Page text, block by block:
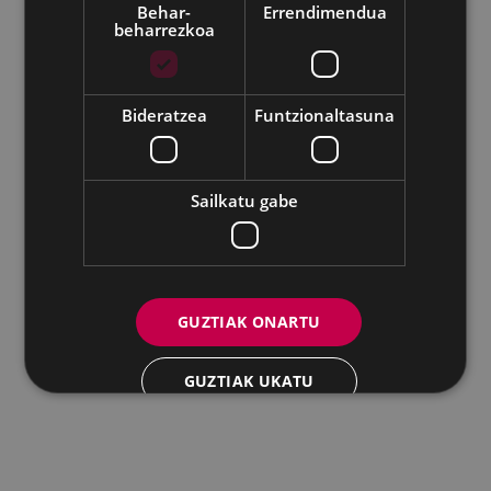
Udalaren sare sozial guztiak
Eibarko Andretxea - Isasi kalea, 11 | 20600 Eibar
Andretxea: 943 54 39 38Berdintasuna: 943 70 84 40
andretxea@eibar.eus
berdintasuna@eibar.eus
IFZ: P2003100A | DIR3 L01200300
Behar-
beharrezkoa
Errendimendua
Bideratzea Funtzionaltasuna
Sailkatu gabe
GUZTIAK ONARTU
GUZTIAK UKATU